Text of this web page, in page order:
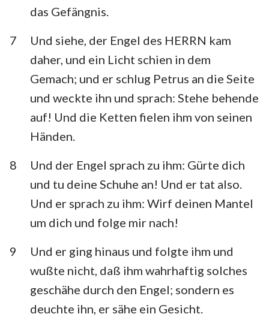
das Gefängnis.
7
Und siehe, der Engel des HERRN kam
daher, und ein Licht schien in dem
Gemach; und er schlug Petrus an die Seite
und weckte ihn und sprach: Stehe behende
auf! Und die Ketten fielen ihm von seinen
Händen.
8
Und der Engel sprach zu ihm: Gürte dich
und tu deine Schuhe an! Und er tat also.
Und er sprach zu ihm: Wirf deinen Mantel
um dich und folge mir nach!
9
Und er ging hinaus und folgte ihm und
wußte nicht, daß ihm wahrhaftig solches
geschähe durch den Engel; sondern es
deuchte ihn, er sähe ein Gesicht.